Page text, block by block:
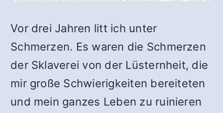
Vor drei Jahren litt ich unter
Schmerzen. Es waren die Schmerzen
der Sklaverei von der Lüsternheit, die
mir große Schwierigkeiten bereiteten
und mein ganzes Leben zu ruinieren